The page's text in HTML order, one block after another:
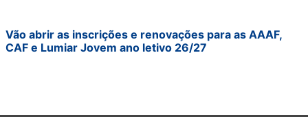
Vão abrir as inscrições e renovações para as AAAF,
CAF e Lumiar Jovem ano letivo 26/27